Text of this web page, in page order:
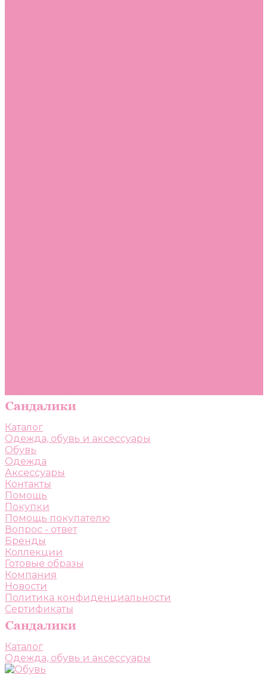
Каталог
Одежда, обувь и аксессуары
Обувь
Одежда
Аксессуары
Контакты
Помощь
Покупки
Помощь покупателю
Вопрос - ответ
Бренды
Коллекции
Готовые образы
Компания
Новости
Политика конфиденциальности
Сертификаты
Каталог
Одежда, обувь и аксессуары